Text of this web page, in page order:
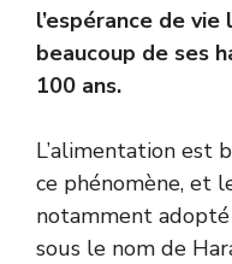
l’espérance de
beaucoup de ses
100 ans.
L’alimentation est
ce phénomène, et
notamment
sous le nom de